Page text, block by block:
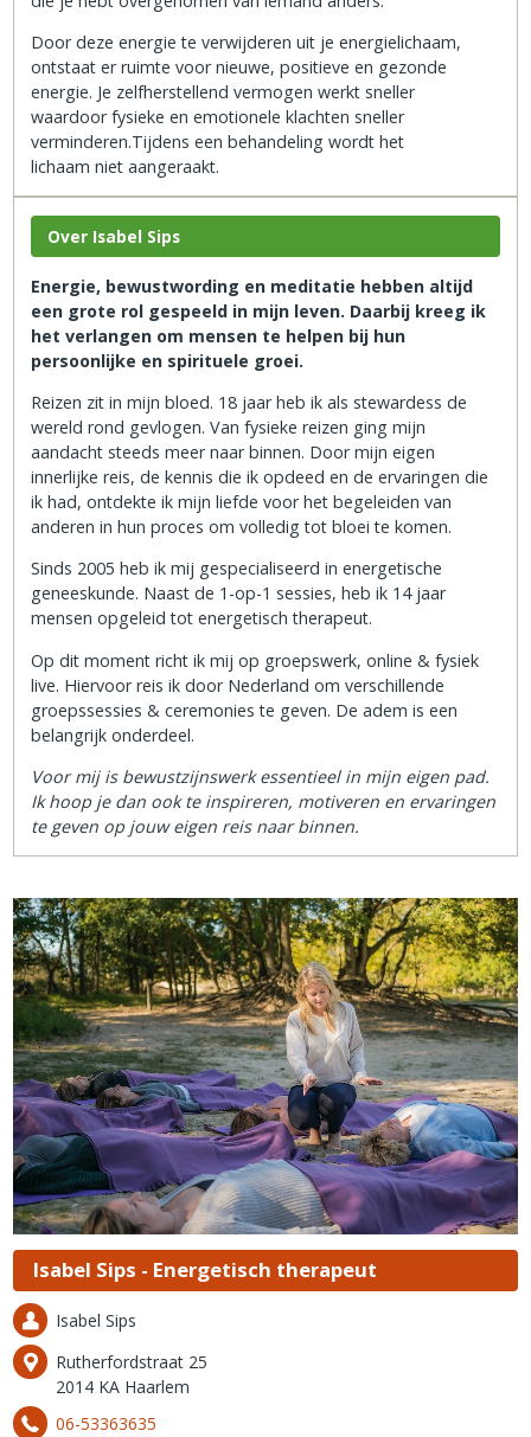
Door deze energie te verwijderen uit je energielichaam,
ontstaat er ruimte voor nieuwe, positieve en gezonde
energie. Je zelfherstellend vermogen werkt sneller
waardoor fysieke en emotionele klachten sneller
verminderen.Tijdens een behandeling wordt het
lichaam niet aangeraakt.
Over Isabel Sips
Energie, bewustwording en meditatie hebben altijd
een grote rol gespeeld in mijn leven. Daarbij kreeg ik
het verlangen om mensen te helpen bij hun
persoonlijke en spirituele groei.
Reizen zit in mijn bloed. 18 jaar heb ik als stewardess de
wereld rond gevlogen. Van fysieke reizen ging mijn
aandacht steeds meer naar binnen. Door mijn eigen
innerlijke reis, de kennis die ik opdeed en de ervaringen die
ik had, ontdekte ik mijn liefde voor het begeleiden van
anderen in hun proces om volledig tot bloei te komen.
Sinds 2005 heb ik mij gespecialiseerd in energetische
geneeskunde. Naast de 1-op-1 sessies, heb ik 14 jaar
mensen opgeleid tot energetisch therapeut.
Op dit moment richt ik mij op groepswerk, online & fysiek
live. Hiervoor reis ik door Nederland om verschillende
groepssessies & ceremonies te geven. De adem is een
belangrijk onderdeel.
Voor mij is bewustzijnswerk essentieel in mijn eigen pad.
Ik hoop je dan ook te inspireren, motiveren en ervaringen
te geven op jouw eigen reis naar binnen.
Isabel Sips - Energetisch therapeut
Isabel Sips
Rutherfordstraat 25
2014 KA Haarlem
06-53363635